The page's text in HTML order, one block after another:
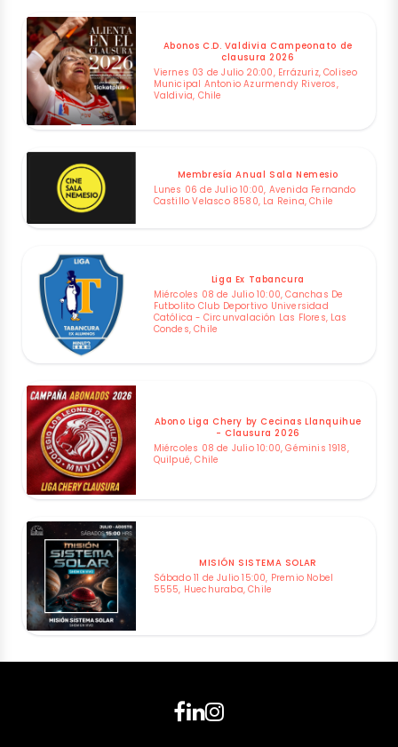
Abonos C.D. Valdivia Campeonato de
clausura 2026
Viernes 03 de Julio 20:00, Errázuriz, Coliseo
Municipal Antonio Azurmendy Riveros,
Valdivia, Chile
Membresía Anual Sala Nemesio
Lunes 06 de Julio 10:00, Avenida Fernando
Castillo Velasco 8580, La Reina, Chile
Liga Ex Tabancura
Miércoles 08 de Julio 10:00, Canchas De
Futbolito Club Deportivo Universidad
Católica - Circunvalación Las Flores, Las
Condes, Chile
Abono Liga Chery by Cecinas Llanquihue
- Clausura 2026
Miércoles 08 de Julio 10:00, Géminis 1918,
Quilpué, Chile
MISIÓN SISTEMA SOLAR
Sábado 11 de Julio 15:00, Premio Nobel
5555, Huechuraba, Chile